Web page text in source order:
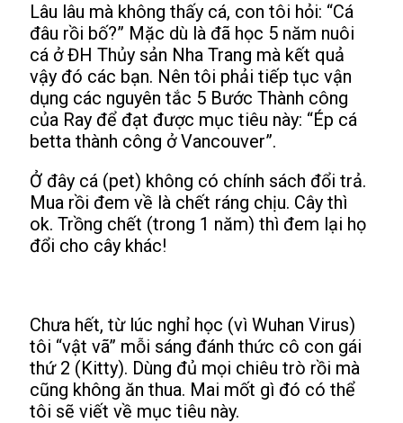
Lâu lâu mà không thấy cá, con tôi hỏi: “Cá
đâu rồi bố?” Mặc dù là đã học 5 năm nuôi
cá ở ĐH Thủy sản Nha Trang mà kết quả
vậy đó các bạn. Nên tôi phải tiếp tục vận
dụng các nguyên tắc 5 Bước Thành công
của Ray để đạt được mục tiêu này: “Ép cá
betta thành công ở Vancouver”.
Ở đây cá (pet) không có chính sách đổi trả.
Mua rồi đem về là chết ráng chịu. Cây thì
ok. Trồng chết (trong 1 năm) thì đem lại họ
đổi cho cây khác!
Chưa hết, từ lúc nghỉ học (vì Wuhan Virus)
tôi “vật vã” mỗi sáng đánh thức cô con gái
thứ 2 (Kitty). Dùng đủ mọi chiêu trò rồi mà
cũng không ăn thua. Mai mốt gì đó có thể
tôi sẽ viết về mục tiêu này.